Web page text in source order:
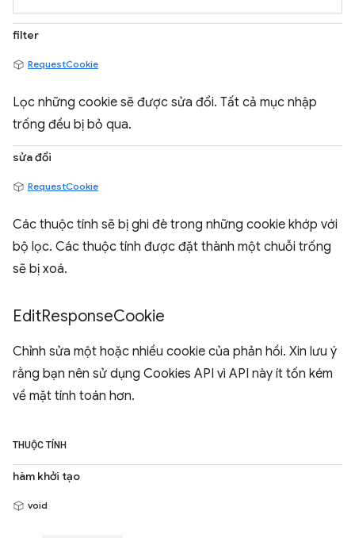
filter
RequestCookie
Lọc những cookie sẽ được sửa đổi. Tất cả mục nhập
trống đều bị bỏ qua.
sửa đổi
RequestCookie
Các thuộc tính sẽ bị ghi đè trong những cookie khớp với
bộ lọc. Các thuộc tính được đặt thành một chuỗi trống
sẽ bị xoá.
EditResponseCookie
Chỉnh sửa một hoặc nhiều cookie của phản hồi. Xin lưu ý
rằng bạn nên sử dụng Cookies API vì API này ít tốn kém
về mặt tính toán hơn.
THUỘC TÍNH
hàm khởi tạo
void